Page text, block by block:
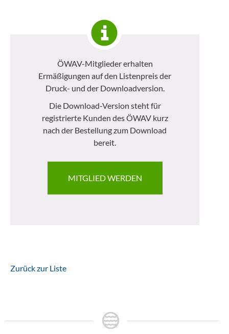
ÖWAV-Mitglieder erhalten
Ermäßigungen auf den Listenpreis der
Druck- und der Downloadversion.
Die Download-Version steht für
registrierte Kunden des ÖWAV kurz
nach der Bestellung zum Download
bereit.
MITGLIED WERDEN
Zurück zur Liste